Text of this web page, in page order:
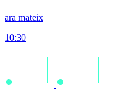
ara mateix
10:30